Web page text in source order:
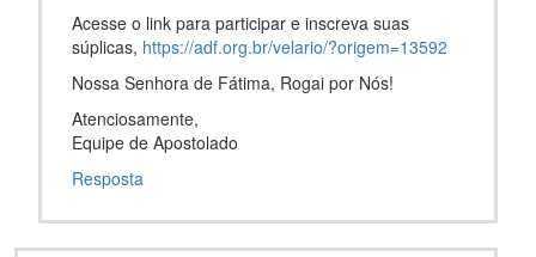
Acesse o link para participar e inscreva suas
súplicas, https://adf.org.br/velario/?origem=13592
Nossa Senhora de Fátima, Rogai por Nós!
Atenciosamente,
Equipe de Apostolado
Resposta